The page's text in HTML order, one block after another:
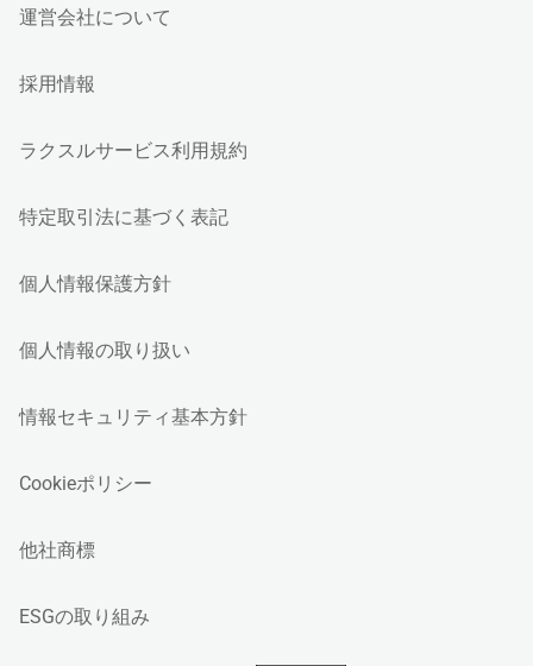
運営会社について
採用情報
ラクスルサービス利用規約
特定取引法に基づく表記
個人情報保護方針
個人情報の取り扱い
情報セキュリティ基本方針
Cookieポリシー
他社商標
ESGの取り組み